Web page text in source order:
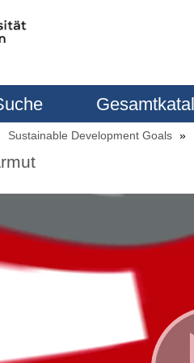
Sustainable Development Goals